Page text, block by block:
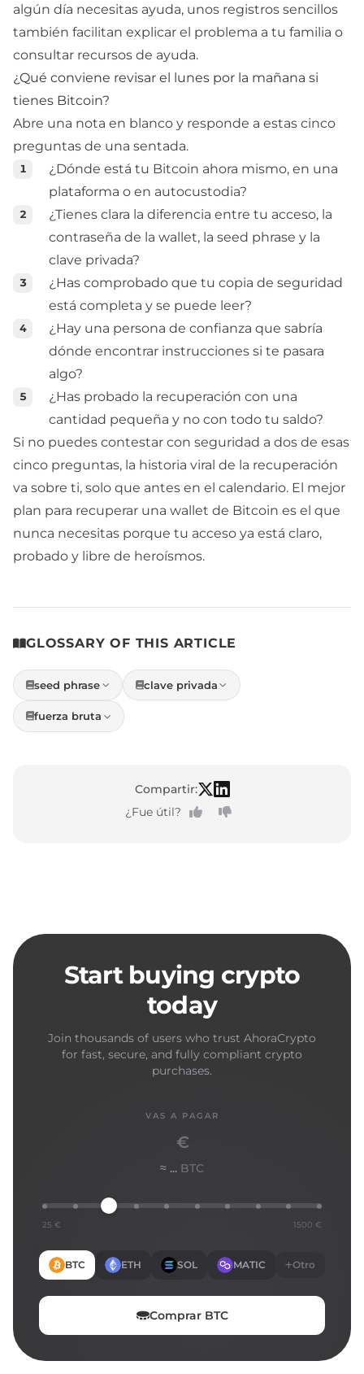
algún día necesitas ayuda, unos registros sencillos
también facilitan explicar el problema a tu familia o
consultar recursos de ayuda.
¿Qué conviene revisar el lunes por la mañana si
tienes Bitcoin?
Abre una nota en blanco y responde a estas cinco
preguntas de una sentada.
¿Dónde está tu Bitcoin ahora mismo, en una
plataforma o en autocustodia?
¿Tienes clara la diferencia entre tu acceso, la
contraseña de la wallet, la seed phrase y la
clave privada?
¿Has comprobado que tu copia de seguridad
está completa y se puede leer?
¿Hay una persona de confianza que sabría
dónde encontrar instrucciones si te pasara
algo?
¿Has probado la recuperación con una
cantidad pequeña y no con todo tu saldo?
Si no puedes contestar con seguridad a dos de esas
cinco preguntas, la historia viral de la recuperación
va sobre ti, solo que antes en el calendario. El mejor
plan para recuperar una wallet de Bitcoin es el que
nunca necesitas porque tu acceso ya está claro,
probado y libre de heroísmos.
GLOSSARY OF THIS ARTICLE
seed phrase clave privada
fuerza bruta
Compartir:
¿Fue útil?
Start buying crypto
today
Join thousands of users who trust AhoraCrypto
for fast, secure, and fully compliant crypto
purchases.
VAS A PAGAR
€
≈ ... BTC
25 € 1500 €
BTC ETH SOL MATIC Otro
ComprarBTC